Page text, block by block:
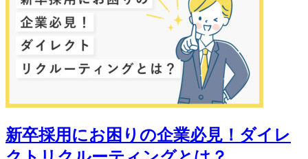
新卒採用にお困りの企業必見！ダイレ